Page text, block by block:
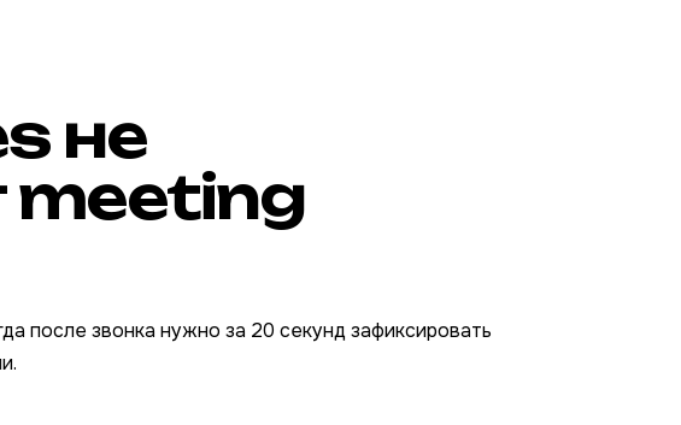
не
meeting
после звонка нужно за 20 секунд зафиксировать